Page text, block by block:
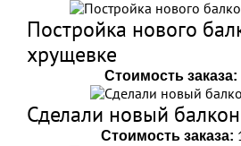
Постройка нового
хрущевке
Стоимость заказа:
Сделали новый
Стоимость заказа: